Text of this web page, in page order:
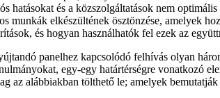
hatásokat és a közszolgáltatások nem
munkák elkészültének ösztönzése, amelyek
és hogyan használhatók fel ezek az
panelhez kapcsolódó felhívás olyan
egy-egy határtérségre vonatkozó
az alábbiakban tölthető le; amelyek